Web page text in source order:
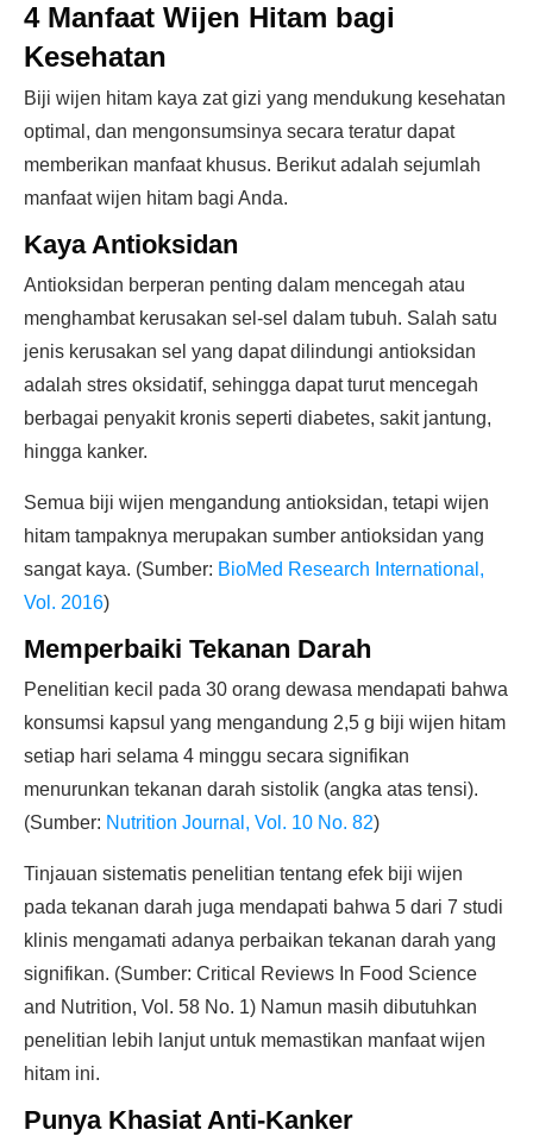
4 Manfaat Wijen Hitam bagi
Kesehatan
Biji wijen hitam kaya zat gizi yang mendukung kesehatan
optimal, dan mengonsumsinya secara teratur dapat
memberikan manfaat khusus. Berikut adalah sejumlah
manfaat wijen hitam bagi Anda.
Kaya Antioksidan
Antioksidan berperan penting dalam mencegah atau
menghambat kerusakan sel-sel dalam tubuh. Salah satu
jenis kerusakan sel yang dapat dilindungi antioksidan
adalah stres oksidatif, sehingga dapat turut mencegah
berbagai penyakit kronis seperti diabetes, sakit jantung,
hingga kanker.
Semua biji wijen mengandung antioksidan, tetapi wijen
hitam tampaknya merupakan sumber antioksidan yang
sangat kaya. (Sumber: BioMed Research International,
Vol. 2016)
Memperbaiki Tekanan Darah
Penelitian kecil pada 30 orang dewasa mendapati bahwa
konsumsi kapsul yang mengandung 2,5 g biji wijen hitam
setiap hari selama 4 minggu secara signifikan
menurunkan tekanan darah sistolik (angka atas tensi).
(Sumber: Nutrition Journal, Vol. 10 No. 82)
Tinjauan sistematis penelitian tentang efek biji wijen
pada tekanan darah juga mendapati bahwa 5 dari 7 studi
klinis mengamati adanya perbaikan tekanan darah yang
signifikan. (Sumber: Critical Reviews In Food Science
and Nutrition, Vol. 58 No. 1) Namun masih dibutuhkan
penelitian lebih lanjut untuk memastikan manfaat wijen
hitam ini.
Punya Khasiat Anti-Kanker